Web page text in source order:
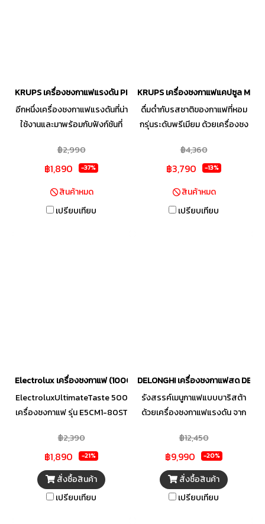
KRUPS เครื่องชงกาแฟแรงดัน PICCOLO XS รุ่น KP1A0166 แรงดัน 15 บา
อีกหนึ่งเครื่องชงกาแฟแรงดันที่น่า
ใช้งานและมาพร้อมกับฟังก์ชันที่
ยกให้กับเครื่องชงกาแฟ Nescafe
Dolce Gusto รุ่น Piccolo XS
เรียบหรูมีฟังก์ชันการใช้งานที่ง่าย
ไม่ยุ่งยากและยังมีขนาดที่ไม่ใหญ่
เครื่องชงกาแฟแคปซูลยี่ห้อไหนดี
฿2,990
฿1,890 -37%
สินค้าหมด
เปรียบเทียบ
KRUPS เครื่องชงกาแฟแคปซูล MINI
ดื่มด่ำกับรสชาติของกาแฟที่หอม
กรุ่นระดับพรีเมียม ด้วยเครื่องชง
มาพร้อมระบบควบคุมระดับน้ำ
อัตโนมัติ สามารถทำเครื่องดื่มได้
Americano, Macchiato,
Cappuccino, Latte, Chocolate,
฿4,360
฿3,790 -13%
สินค้าหมด
เปรียบเทียบ
Electrolux เครื่องชงกาแฟ (1000 วัตต์, 1.25 ลิตร) รุ่น E5CM1-80ST
ElectroluxUltimateTaste 500
เครื่องชงกาแฟ รุ่น E5CM1-80ST
ชม. " Aroma selector ช่วยเพิ่ม
ความเข้มข้นให้กับกาแฟของคุณ"
ระบบ Anti-drip ป้องกันคราบ
กาแฟ
฿2,390
฿1,890 -21%
สั่งซื้อสินค้า
เปรียบเทียบ
DELONGHI เครื่องชงกาแฟสด
รังสรรค์เมนูกาแฟแบบบาริสต้า
ด้วยเครื่องชงกาแฟแรงดัน จาก
กาแฟขนาดเล็กออกแบบมาดีไซน์
สวยงามมีความทันสมัยเข้ากับทุก
มุมภายในห้องหรือร้านของคุณได้
อย่างลงตัว มีขนาดกะทัดรัด ใช้
งานง่ายเพียงปลายนิ้ว พร้อมให้
฿12,450
฿9,990 -20%
สั่งซื้อสินค้า
เปรียบเทียบ